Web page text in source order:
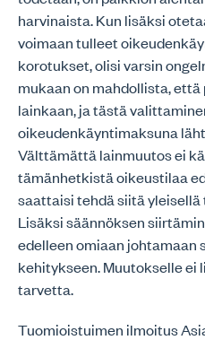
harvinaista. Kun lisäksi
voimaan tulleet
korotukset, olisi varsin
mukaan on mahdollista,
lainkaan, ja tästä
oikeudenkäyntimaksuna
Välttämättä lainmuutos ei
tämänhetkistä oikeustilaa
saattaisi tehdä siitä
Lisäksi säännöksen
edelleen omiaan johtamaan
kehitykseen. Muutokselle ei
tarvetta.
Tuomioistuimen ilmoitus